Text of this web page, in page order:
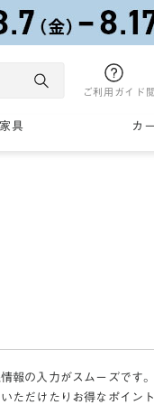
ご利用ガイド
家具 カ
報の入力がスムーズです。
ただけたりお得なポイン